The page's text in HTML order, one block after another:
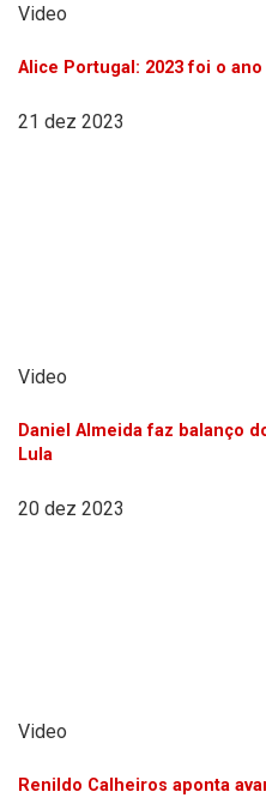
Video
Alice Portugal: 2023 foi o
21 dez 2023
Video
Daniel Almeida faz balanço
Lula
20 dez 2023
Video
Renildo Calheiros aponta